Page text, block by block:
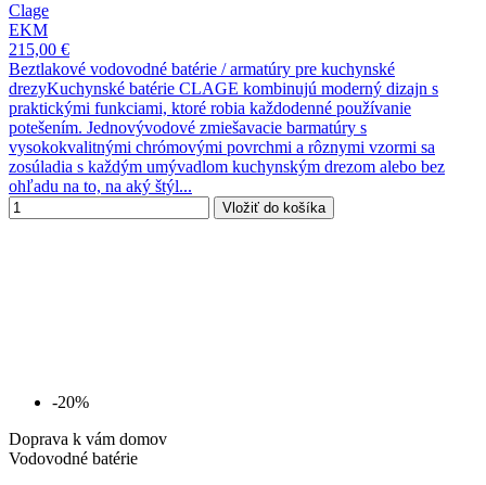
Clage
EKM
215,00 €
Beztlakové vodovodné batérie / armatúry pre kuchynské
drezyKuchynské batérie CLAGE kombinujú moderný dizajn s
praktickými funkciami, ktoré robia každodenné používanie
potešením. Jednovývodové zmiešavacie barmatúry s
vysokokvalitnými chrómovými povrchmi a rôznymi vzormi sa
zosúladia s každým umývadlom kuchynským drezom alebo bez
ohľadu na to, na aký štýl...
Vložiť do košíka
-20%
Doprava k vám domov
Vodovodné batérie